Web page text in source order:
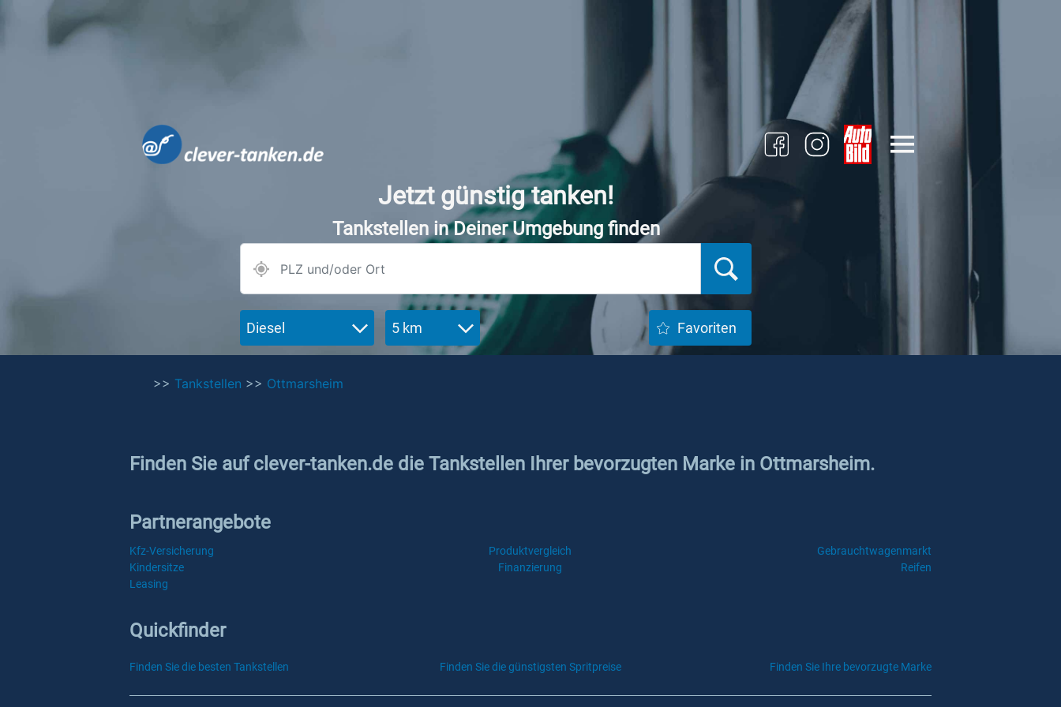
Jetzt günstig tanken!
Tankstellen in Deiner Umgebung finden
Diesel 5 km Favoriten
>> Tankstellen >> Ottmarsheim
Finden Sie auf clever-tanken.de die Tankstellen Ihrer bevorzugten Marke in Ottmarsheim.
Partnerangebote
Kfz-Versicherung Produktvergleich
Gebrauchtwagenmarkt
Kindersitze
Finanzierung
Reifen
Leasing
Quickfinder
Finden Sie die besten Tankstellen Finden Sie die günstigsten Spritpreise Finden Sie Ihre bevorzugte Marke